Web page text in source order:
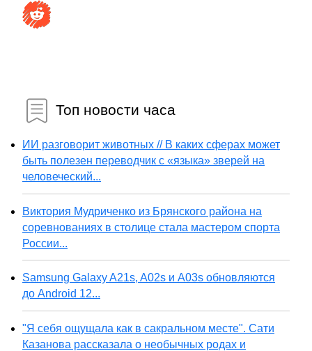
Топ новости часа
ИИ разговорит животных // В каких сферах может
быть полезен переводчик с «языка» зверей на
человеческий...
Виктория Мудриченко из Брянского района на
соревнованиях в столице стала мастером спорта
России...
Samsung Galaxy A21s, A02s и A03s обновляются
до Android 12...
"Я себя ощущала как в сакральном месте". Сати
Казанова рассказала о необычных родах и